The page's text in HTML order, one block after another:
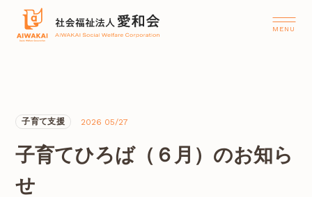
子育て支援 2026 05/27
子育てひろば（６月）のお知ら
せ